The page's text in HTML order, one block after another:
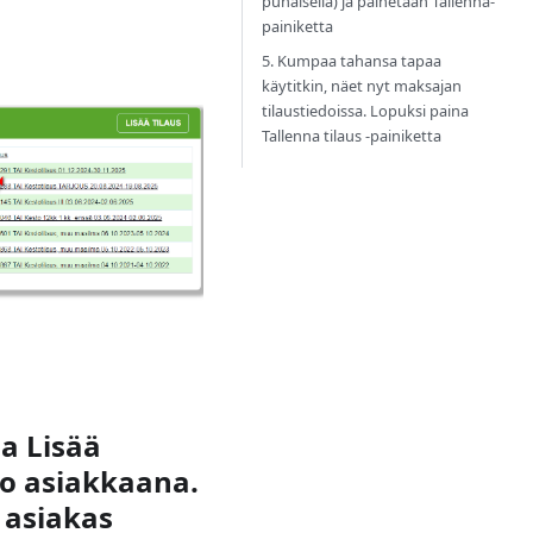
Lisää
asiakkaana.
painiketta
5. Kumpaa tahansa tapaa
käytitkin, näet nyt maksajan
tilaustiedoissa. Lopuksi paina
Tallenna tilaus -painiketta